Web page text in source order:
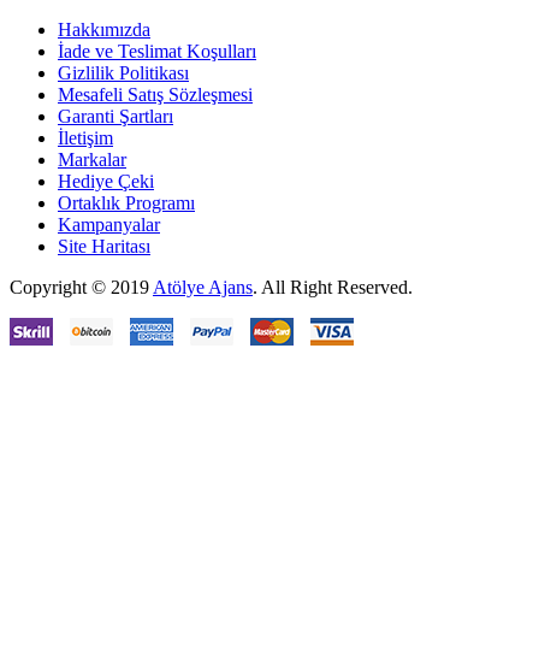
Hakkımızda
İade ve Teslimat Koşulları
Gizlilik Politikası
Mesafeli Satış Sözleşmesi
Garanti Şartları
İletişim
Markalar
Hediye Çeki
Ortaklık Programı
Kampanyalar
Site Haritası
Copyright © 2019Atölye Ajans. All Right Reserved.